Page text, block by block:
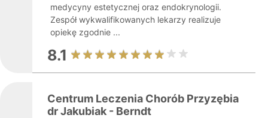
medycyny estetycznej oraz endokrynologii.
Zespół wykwalifikowanych lekarzy realizuje
opiekę zgodnie ...
8.1
Centrum Leczenia Chorób Przyzębia
dr Jakubiak - Berndt